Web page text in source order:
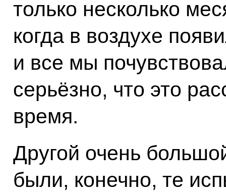
только несколько
когда в воздухе
и все мы
серьёзно, что это
время.
Другой очень
были, конечно, те